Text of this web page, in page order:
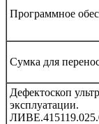
Программное
Сумка для
Дефектоскоп
эксплуатации.